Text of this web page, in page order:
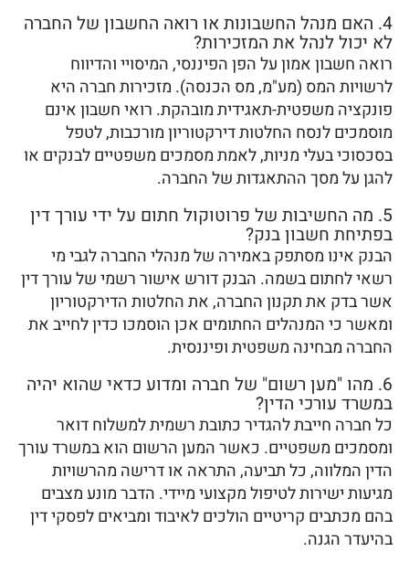
4. האם מנהל החשבונות או רואה החשבון של החברה
לא יכול לנהל את המזכירות?
רואה חשבון אמון על הפן הפיננסי, המיסויי והדיווח
לרשויות המס (מע"מ, מס הכנסה). מזכירות חברה היא
פונקציה משפטית-תאגידית מובהקת. רואי חשבון אינם
מוסמכים לנסח החלטות דירקטוריון מורכבות, לטפל
בסכסוכי בעלי מניות, לאמת מסמכים משפטיים לבנקים או
להגן על מסך ההתאגדות של החברה.
5. מה החשיבות של פרוטוקול חתום על ידי עורך דין
בפתיחת חשבון בנק?
הבנק אינו מסתפק באמירה של מנהלי החברה לגבי מי
רשאי לחתום בשמה. הבנק דורש אישור רשמי של עורך דין
אשר בדק את תקנון החברה, את החלטות הדירקטוריון
ומאשר כי המנהלים החתומים אכן הוסמכו כדין לחייב את
החברה מבחינה משפטית ופיננסית.
6. מהו "מען רשום" של חברה ומדוע כדאי שהוא יהיה
במשרד עורכי הדין?
כל חברה חייבת להגדיר כתובת רשמית למשלוח דואר
ומסמכים משפטיים. כאשר המען הרשום הוא במשרד עורך
הדין המלווה, כל תביעה, התראה או דרישה מהרשויות
מגיעות ישירות לטיפול מקצועי מיידי. הדבר מונע מצבים
בהם מכתבים קריטיים הולכים לאיבוד ומביאים לפסקי דין
בהיעדר הגנה.